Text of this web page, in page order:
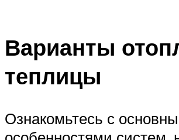
Варианты
теплицы
Ознакомьтесь с